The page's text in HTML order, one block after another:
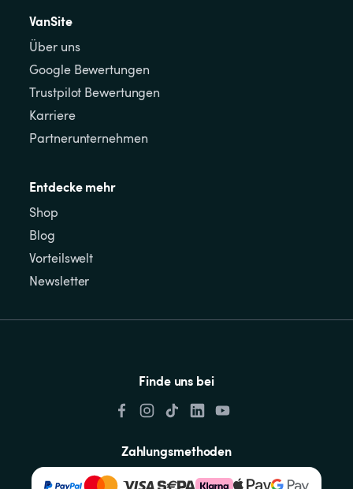
VanSite
Über uns
Google Bewertungen
Trustpilot Bewertungen
Karriere
Partnerunternehmen
Entdecke mehr
Shop
Blog
Vorteilswelt
Newsletter
Finde uns bei
Zahlungsmethoden